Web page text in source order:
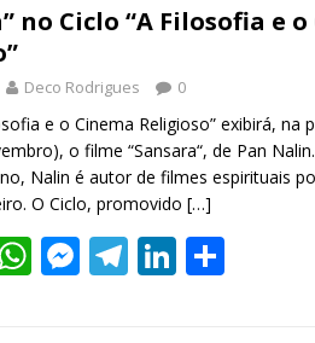
b
o
o
k
er s
p
p
e
g
er
gr
m
e
n
e
no Ciclo “A Filosofia e
Deco Rodrigues 0
e o Cinema Religioso” exibirá, na
o filme “Sansara“, de Pan Nalin.
Nalin é autor de filmes espirituais
O Ciclo, promovido […]
W
h
M
e
T
el
Li
n